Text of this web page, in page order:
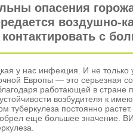
опасения
воздушно-
с
у нас инфекция. И не только
Европы — это серьезная
работающей в стране
возбудителя к
туберкулеза постоянно
еще большее значение.